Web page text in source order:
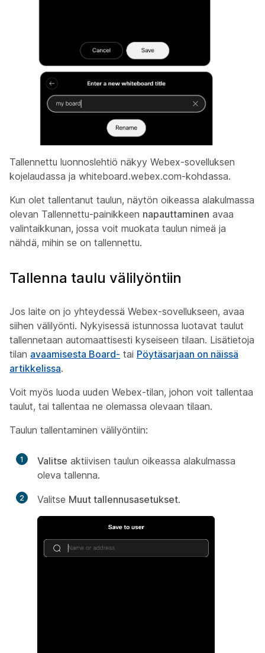
Tallennettu luonnoslehtiö näkyy Webex-sovelluksen
kojelaudassa ja whiteboard.webex.com-kohdassa.
Kun olet tallentanut taulun, näytön oikeassa alakulmassa
olevan Tallennettu-painikkeen napauttaminen avaa
valintaikkunan, jossa voit muokata taulun nimeä ja
nähdä, mihin se on tallennettu.
Tallenna taulu välilyöntiin
Jos laite on jo yhteydessä Webex-sovellukseen, avaa
siihen välilyönti. Nykyisessä istunnossa luotavat taulut
tallennetaan automaattisesti kyseiseen tilaan. Lisätietoja
tilan avaamisesta Board- tai Pöytäsarjaan on näissä
artikkelissa.
Voit myös luoda uuden Webex-tilan, johon voit tallentaa
taulut, tai tallentaa ne olemassa olevaan tilaan.
Taulun tallentaminen välilyöntiin:
1 Valitse aktiivisen taulun oikeassa alakulmassa
oleva tallenna.
2 Valitse Muut tallennusasetukset.